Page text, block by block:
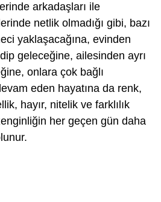
arkadaşları ile
netlik olmadığı gibi, bazı
yaklaşacağına, evinden
geleceğine, ailesinden ayrı
onlara çok bağlı
eden hayatına da renk,
hayır, nitelik ve farklılık
her geçen gün daha